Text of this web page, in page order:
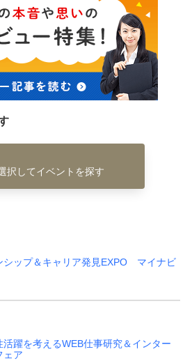
択してイベントを探す
シップ＆キャリア発見EXPO マイナビ
活躍を考えるWEB仕事研究＆インター
ェア